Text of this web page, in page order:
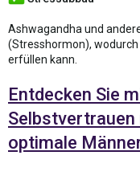
Ashwagandha und
(Stresshormon),
erfüllen kann.
Entdecken Sie
Selbstvertrauen
optimale